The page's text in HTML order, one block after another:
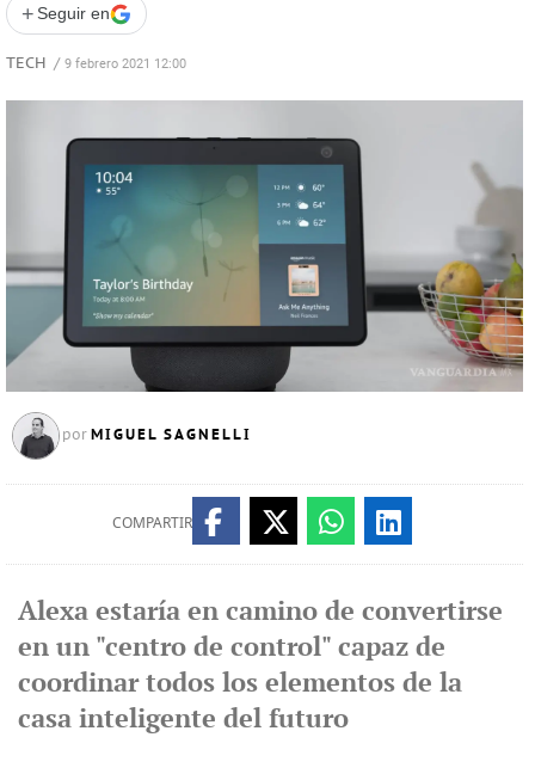
+ Seguir en
TECH / 9 febrero 2021 12:00
por MIGUEL SAGNELLI
COMPARTIR
Alexa estaría en camino de convertirse
en un "centro de control" capaz de
coordinar todos los elementos de la
casa inteligente del futuro